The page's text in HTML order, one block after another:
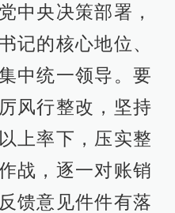
中央决策部署，
记的核心地位、
中统一领导。要
风行整改，坚持
上率下，压实整
战，逐一对账销
馈意见件件有落